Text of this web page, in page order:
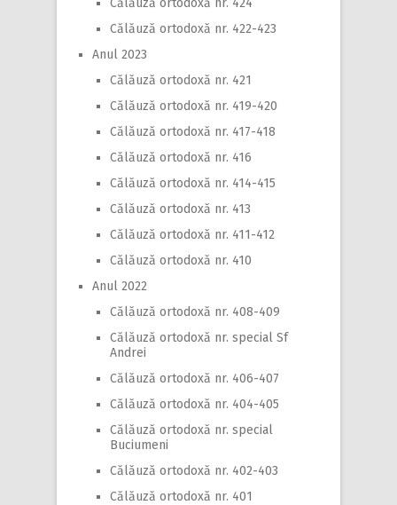
Călăuză ortodoxă nr. 424
Călăuză ortodoxă nr. 422-423
Anul 2023
Călăuză ortodoxă nr. 421
Călăuză ortodoxă nr. 419-420
Călăuză ortodoxă nr. 417-418
Călăuză ortodoxă nr. 416
Călăuză ortodoxă nr. 414-415
Călăuză ortodoxă nr. 413
Călăuză ortodoxă nr. 411-412
Călăuză ortodoxă nr. 410
Anul 2022
Călăuză ortodoxă nr. 408-409
Călăuză ortodoxă nr. special Sf
Andrei
Călăuză ortodoxă nr. 406-407
Călăuză ortodoxă nr. 404-405
Călăuză ortodoxă nr. special
Buciumeni
Călăuză ortodoxă nr. 402-403
Călăuză ortodoxă nr. 401